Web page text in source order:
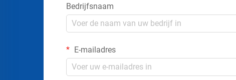
Bedrijfsnaam
E-mailadres